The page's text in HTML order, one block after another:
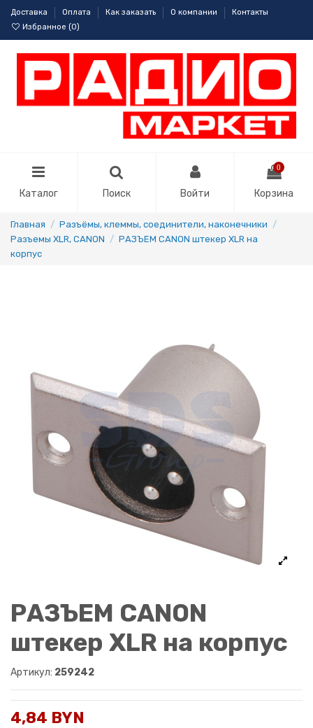
Доставка Оплата Как заказать О компании
Контакты
Избранное (0)
Каталог Поиск Войти
0
Корзина
Главная
Разъёмы, клеммы, соединители, наконечники
Разъемы XLR, CANON
РАЗЪЕМ CANON штекер XLR на
корпус
РАЗЪЕМ CANON
штекер XLR на корпус
Артикул: 259242
4,84 BYN